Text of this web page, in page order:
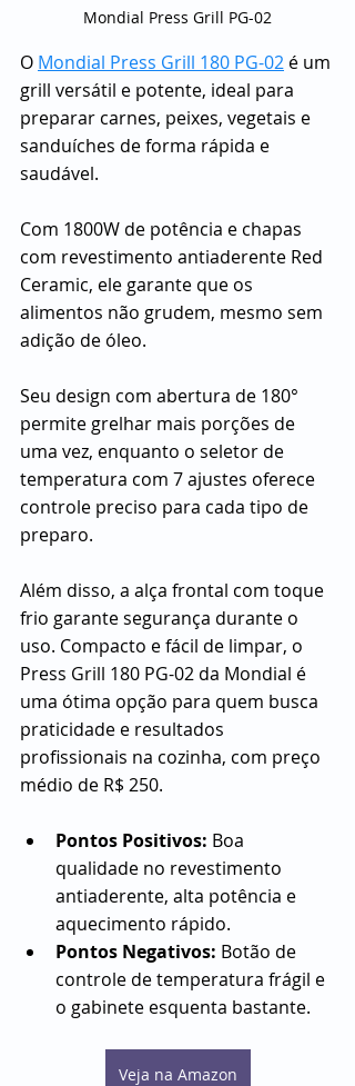
Mondial Press Grill PG-02
O Mondial Press Grill 180 PG-02 é um
grill versátil e potente, ideal para
preparar carnes, peixes, vegetais e
sanduíches de forma rápida e
saudável.
Com 1800W de potência e chapas
com revestimento antiaderente Red
Ceramic, ele garante que os
alimentos não grudem, mesmo sem
adição de óleo.
Seu design com abertura de 180°
permite grelhar mais porções de
uma vez, enquanto o seletor de
temperatura com 7 ajustes oferece
controle preciso para cada tipo de
preparo.
Além disso, a alça frontal com toque
frio garante segurança durante o
uso. Compacto e fácil de limpar, o
Press Grill 180 PG-02 da Mondial é
uma ótima opção para quem busca
praticidade e resultados
profissionais na cozinha, com preço
médio de R$ 250.
Pontos Positivos: Boa
qualidade no revestimento
antiaderente, alta potência e
aquecimento rápido.
Pontos Negativos: Botão de
controle de temperatura frágil e
o gabinete esquenta bastante.
Veja na Amazon